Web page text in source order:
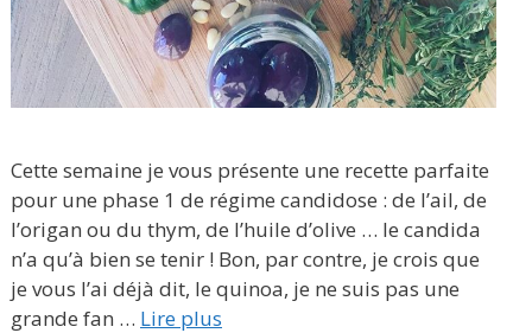
Cette semaine je vous présente une recette parfaite
pour une phase 1 de régime candidose : de l’ail, de
l’origan ou du thym, de l’huile d’olive … le candida
n’a qu’à bien se tenir ! Bon, par contre, je crois que
je vous l’ai déjà dit, le quinoa, je ne suis pas une
grande fan … Lire plus